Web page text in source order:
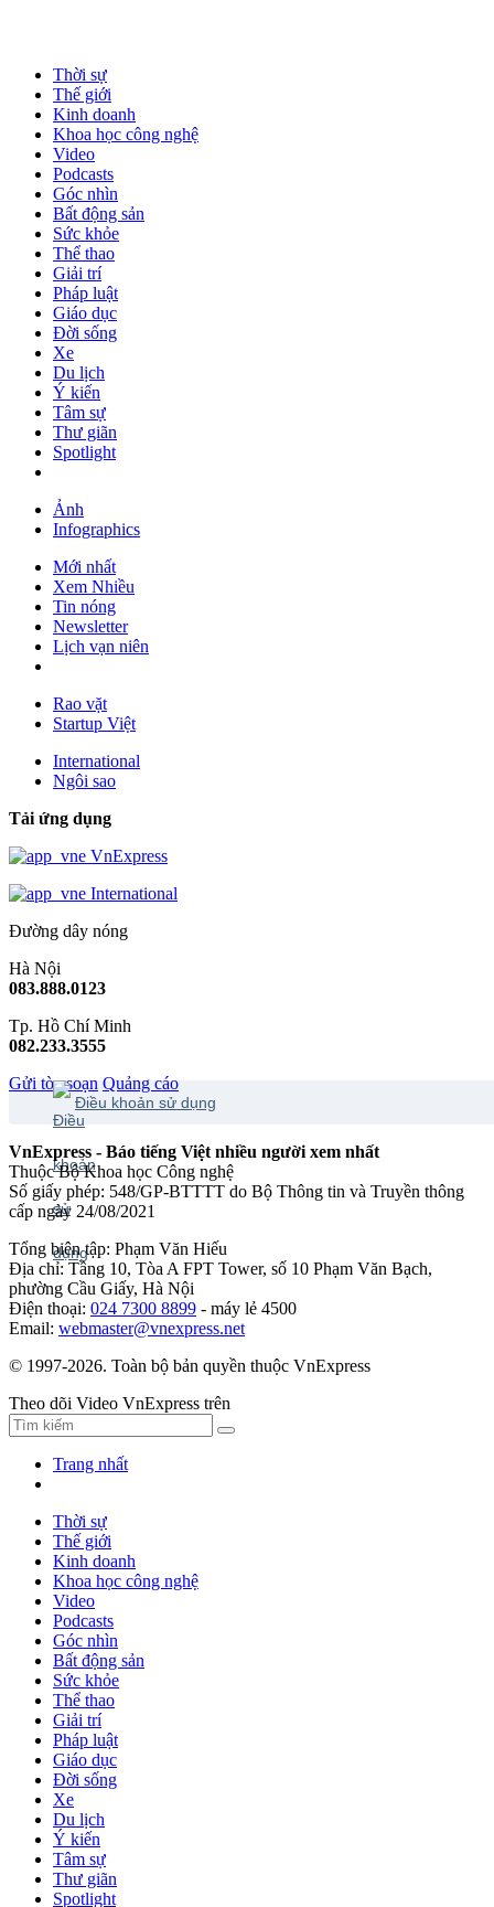
Thời sự
Thế giới
Kinh doanh
Khoa học công nghệ
Video
Podcasts
Góc nhìn
Bất động sản
Sức khỏe
Thể thao
Giải trí
Pháp luật
Giáo dục
Đời sống
Xe
Du lịch
Ý kiến
Tâm sự
Thư giãn
Spotlight
Ảnh
Infographics
Mới nhất
Xem Nhiều
Tin nóng
Newsletter
Lịch vạn niên
Rao vặt
Startup Việt
International
Ngôi sao
Tải ứng dụng
VnExpress
International
Đường dây nóng
Hà Nội
083.888.0123
Tp. Hồ Chí Minh
082.233.3555
Gửi tòa soạn Quảng cáo
Điều khoản sử dụng
VnExpress - Báo tiếng Việt nhiều người xem nhất
Thuộc Bộ Khoa học Công nghệ
Số giấy phép: 548/GP-BTTTT do Bộ Thông tin và Truyền thông
cấp ngày 24/08/2021
Tổng biên tập: Phạm Văn Hiếu
Địa chỉ: Tầng 10, Tòa A FPT Tower, số 10 Phạm Văn Bạch,
phường Cầu Giấy, Hà Nội
Điện thoại: 024 7300 8899 - máy lẻ 4500
Email: webmaster@vnexpress.net
© 1997-2026. Toàn bộ bản quyền thuộc VnExpress
Theo dõi Video VnExpress trên
Trang nhất
Thời sự
Thế giới
Kinh doanh
Khoa học công nghệ
Video
Podcasts
Góc nhìn
Bất động sản
Sức khỏe
Thể thao
Giải trí
Pháp luật
Giáo dục
Đời sống
Xe
Du lịch
Ý kiến
Tâm sự
Thư giãn
Spotlight